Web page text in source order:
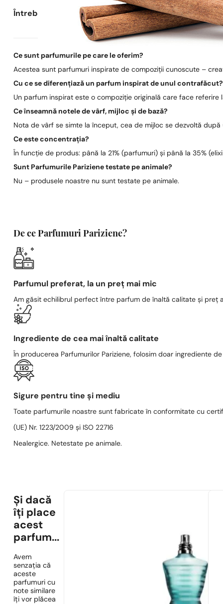
Întrebări frecvente
Ce sunt parfumurile pe care le oferim?
Acestea sunt parfumuri inspirate de compoziții cunoscute –
Cu ce se diferențiază un parfum inspirat de unul contrafăcut?
Un parfum inspirat este o compoziție originală care face
Ce înseamnă notele de vârf, mijloc și de bază?
Nota de vârf se simte la început, cea de mijloc se dezvoltă
Ce este concentrația?
În funcție de produs: până la 21% (parfumuri) și până la 35%
Sunt Parfumurile Pariziene testate pe animale?
Nu – produsele noastre nu sunt testate pe animale.
De ce Parfumuri Pariziene?
Parfumul preferat, la un preț mai mic
Am găsit echilibrul perfect între parfum de înaltă calitate și preț
Ingrediente de cea mai înaltă calitate
În producerea Parfumurilor Pariziene, folosim doar ingrediente
Sigure pentru tine și mediu
Toate parfumurile noastre sunt fabricate în conformitate cu
(UE) Nr. 1223/2009 și ISO 22716
Nealergice. Netestate pe animale.
Și dacă
îți place
acest
parfum...
Avem
senzația că
aceste
parfumuri cu
note similare
îți vor plăcea